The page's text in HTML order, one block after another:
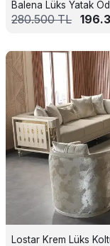
Balena Lüks Yatak
280.500TL
Lostar Krem Lüks